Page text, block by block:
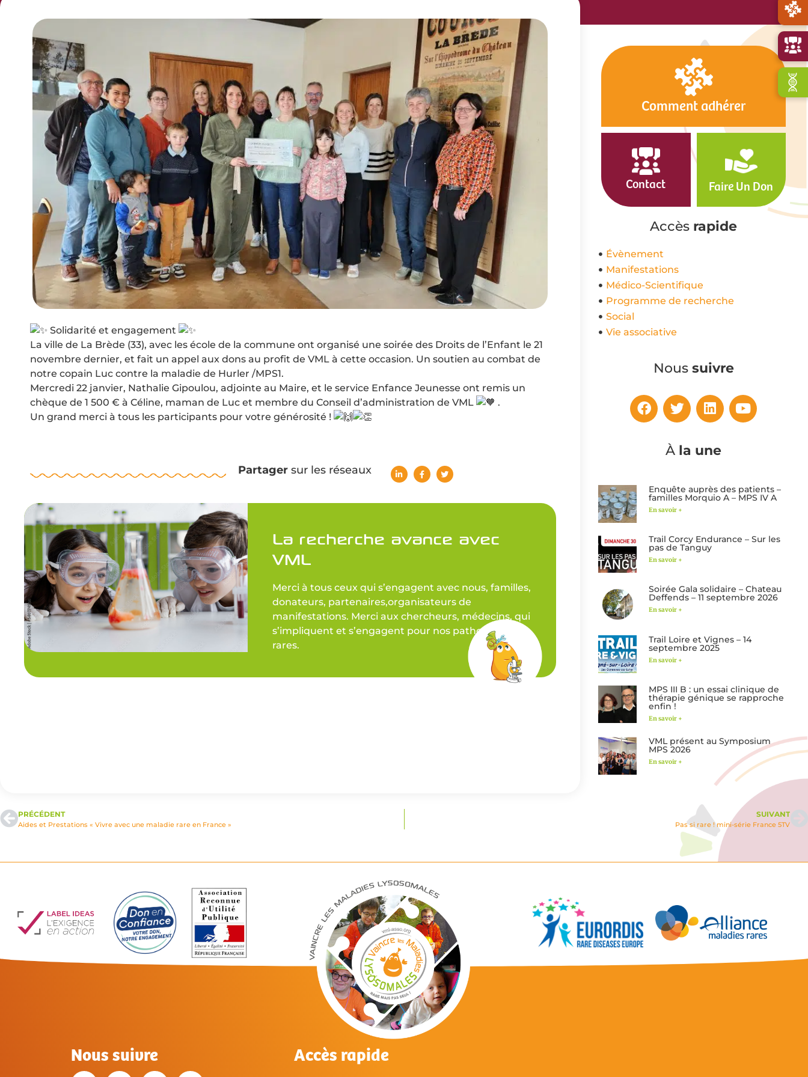
Solidarité et engagement
La ville de La Brède (33), avec les école de la commune ont organisé une soirée des Droits de l’Enfant le 21
novembre dernier, et fait un appel aux dons au profit de VML à cette occasion. Un soutien au combat de
notre copain Luc contre la maladie de Hurler /MPS1.
Mercredi 22 janvier, Nathalie Gipoulou, adjointe au Maire, et le service Enfance Jeunesse ont remis un
chèque de 1 500 € à Céline, maman de Luc et membre du Conseil d’administration de VML
.
Un grand merci à tous les participants pour votre générosité !
Partagersur les réseaux
La recherche avance avec
VML
Merci à tous ceux qui s’engagent avec nous, familles,
donateurs, partenaires,organisateurs de
manifestations. Merci aux chercheurs, médecins, qui
s’impliquent et s’engagent pour nos pathologies
rares.
Comment adhérer
Contact Faire Un Don
Accès rapide
Évènement
Manifestations
Médico-Scientifique
Programme de recherche
Social
Vie associative
Nous suivre
À la une
Enquête auprès des patients –
familles Morquio A – MPS IV A
En savoir +
Trail Corcy Endurance – Sur les
pas de Tanguy
En savoir +
Soirée Gala solidaire – Chateau
Deffends – 11 septembre 2026
En savoir +
Trail Loire et Vignes – 14
septembre 2025
En savoir +
MPS III B : un essai clinique de
thérapie génique se rapproche
enfin !
En savoir +
VML présent au Symposium
MPS 2026
En savoir +
PRÉCÉDENT
Aides et Prestations « Vivre avec une maladie rare en France »
SUIVANT
Pas si rare ! mini-série France 5TV
Nous suivre Accès rapide